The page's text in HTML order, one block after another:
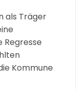
als Träger
Regresse
Kommune